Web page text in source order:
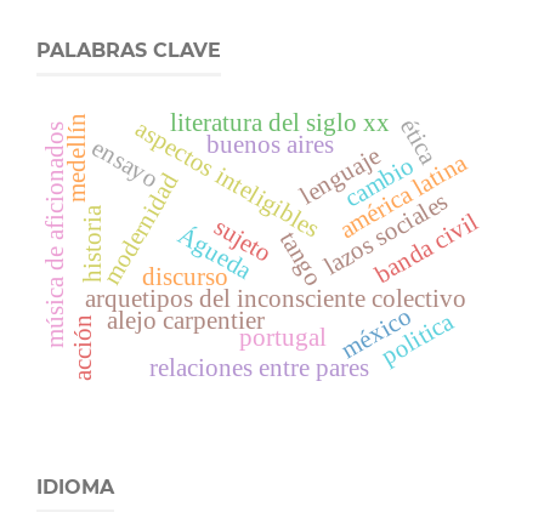
PALABRAS CLAVE
tango
aspectos inteligibles
buenos aires
arquetipos del inconsciente colectivo
lazos sociales
modernidad sujeto
lenguaje
discurso
américa latina
literatura del siglo xx
ensayo
alejo carpentier
banda civil
música de aficionados Águeda
portugal méxico
historia
politica
acción
cambio
relaciones entre pares
ética
medellín
IDIOMA